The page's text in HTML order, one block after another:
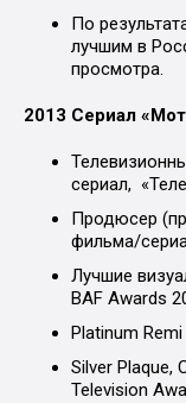
По
лучшим в
просмотра.
2013 Сериал
сериал,
Продюсер
фильма/
Лучшие
BAF Awards
Platinum
Silver Plaque,
Television